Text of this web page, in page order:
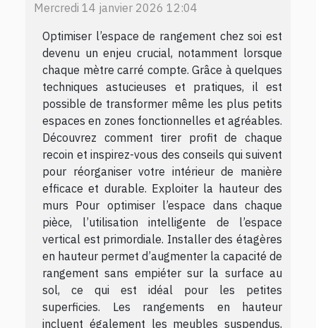
Mercredi 14 janvier 2026 12:04
Optimiser l’espace de rangement chez soi est
devenu un enjeu crucial, notamment lorsque
chaque mètre carré compte. Grâce à quelques
techniques astucieuses et pratiques, il est
possible de transformer même les plus petits
espaces en zones fonctionnelles et agréables.
Découvrez comment tirer profit de chaque
recoin et inspirez-vous des conseils qui suivent
pour réorganiser votre intérieur de manière
efficace et durable. Exploiter la hauteur des
murs Pour optimiser l’espace dans chaque
pièce, l’utilisation intelligente de l’espace
vertical est primordiale. Installer des étagères
en hauteur permet d’augmenter la capacité de
rangement sans empiéter sur la surface au
sol, ce qui est idéal pour les petites
superficies. Les rangements en hauteur
incluent également les meubles suspendus,